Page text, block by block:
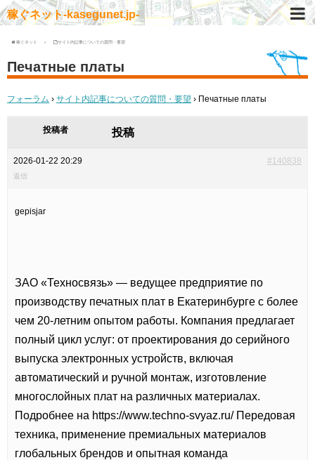
稼ぐネット-kasegunet.jp-
稼ぐネット サイト内記事についての質問・要望
Печатные платы
フォーラム › サイト内記事についての質問・要望 › Печатные платы
投稿者 投稿
2026-01-22 20:29 #140838
返信
gepisjar
ЗАО «Техносвязь» — ведущее предприятие по
производству печатных плат в Екатеринбурге с более
чем 20-летним опытом работы. Компания предлагает
полный цикл услуг: от проектирования до серийного
выпуска электронных устройств, включая
автоматический и ручной монтаж, изготовление
многослойных плат на различных материалах.
Подробнее на https://www.techno-svyaz.ru/ Передовая
техника, применение премиальных материалов
глобальных брендов и опытная команда